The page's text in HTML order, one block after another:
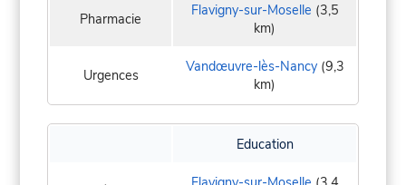
Pharmacie Flavigny-sur-Moselle (3,5
km)
Urgences Vandœuvre-lès-Nancy(9,3
km)
Education